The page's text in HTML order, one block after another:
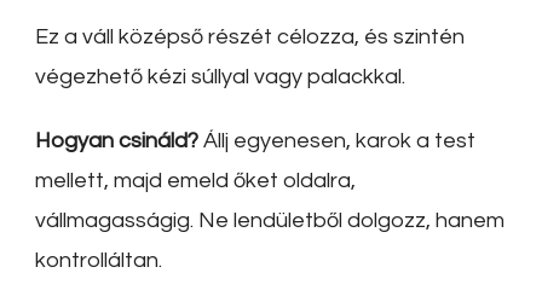
Ez a váll középső részét célozza, és szintén
végezhető kézi súllyal vagy palackkal.
Hogyan csináld? Állj egyenesen, karok a test
mellett, majd emeld őket oldalra,
vállmagasságig. Ne lendületből dolgozz, hanem
kontrolláltan.